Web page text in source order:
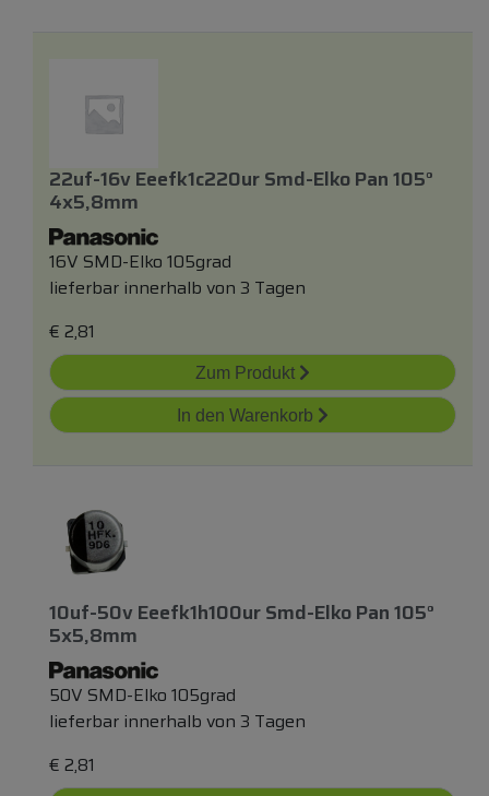
22uf-16v Eeefk1c220ur Smd-Elko Pan 105°
4x5,8mm
16V SMD-Elko 105grad
lieferbar innerhalb von 3 Tagen
€ 2,81
Zum Produkt
In den Warenkorb
10uf-50v Eeefk1h100ur Smd-Elko Pan 105°
5x5,8mm
50V SMD-Elko 105grad
lieferbar innerhalb von 3 Tagen
€ 2,81